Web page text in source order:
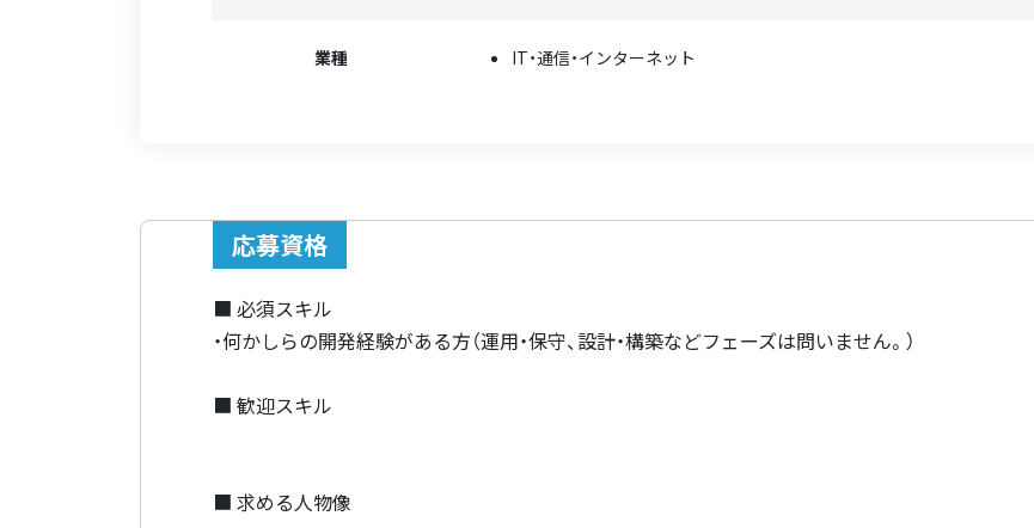
業種 IT・通信・インターネット
応募資格
■ 必須スキル
・何かしらの開発経験がある方（運用・保守、設計・構築などフェーズは問いません。）
■ 歓迎スキル
■ 求める人物像